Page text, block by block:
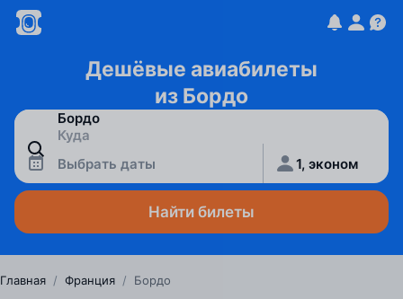
Дешёвые авиабилеты
из Бордо
Выбрать даты 1, эконом
Найти билеты
Главная / Франция / Бордо